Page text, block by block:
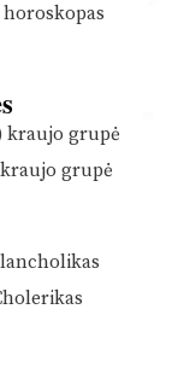
horoskopas
kraujo grupė
grupė